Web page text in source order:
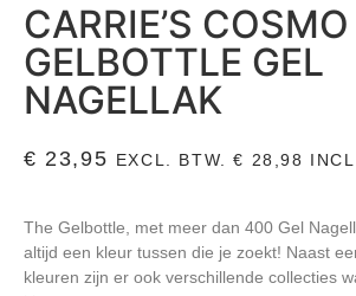
CARRIE’S
GELBOTTLE GEL
NAGELLAK
€ 23,95 EXCL. BTW.€ 28,98
The Gelbottle, met meer dan 400 Gel
altijd een kleur tussen die je zoekt! Naast
kleuren zijn er ook verschillende collecties